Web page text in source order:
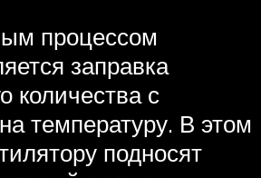
процессом
заправка
количества с
температуру. В этом
подносят